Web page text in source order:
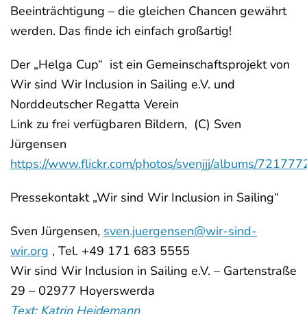
Beeinträchtigung – die gleichen Chancen gewährt
werden. Das finde ich einfach großartig!
Der „Helga Cup“ ist ein Gemeinschaftsprojekt von
Wir sind Wir Inclusion in Sailing e.V. und
Norddeutscher Regatta Verein
Link zu frei verfügbaren Bildern, (C) Sven
Jürgensen
https://www.flickr.com/photos/svenjjj/albums/
Pressekontakt „Wir sind Wir Inclusion in Sailing“
Sven Jürgensen, sven.juergensen@wir-sind-
wir.org , Tel. +49 171 683 5555
Wir sind Wir Inclusion in Sailing e.V. – Gartenstraße
29 – 02977 Hoyerswerda
Text: Katrin Heidemann